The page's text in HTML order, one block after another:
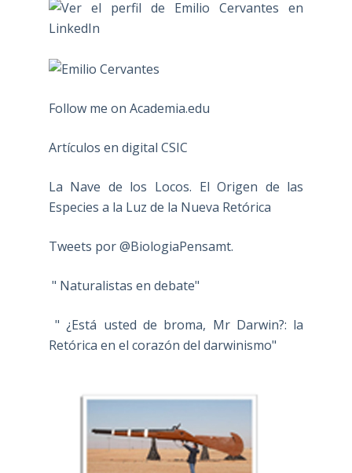
Follow me on Academia.edu
Artículos en digital CSIC
La Nave de los Locos. El Origen de las
Especies a la Luz de la Nueva Retórica
Tweets por @BiologiaPensamt.
" Naturalistas en debate"
" ¿Está usted de broma, Mr Darwin?: la
Retórica en el corazón del darwinismo"